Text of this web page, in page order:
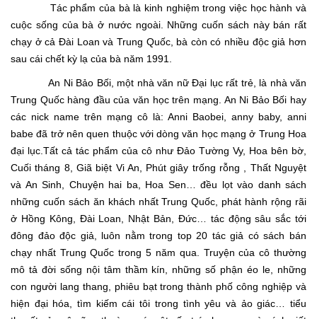
Tác phẩm của bà là kinh nghiệm trong việc học hành và
cuộc sống của bà ở nước ngoài. Những cuốn sách này bán rất
chạy ở cả Đài Loan và Trung Quốc, bà còn có nhiều độc giả hơn
sau cái chết kỳ lạ của bà năm 1991.
An Ni Bảo Bối, một nhà văn nữ Đại lục rất trẻ, là nhà văn
Trung Quốc hàng đầu của văn học trên mạng. An Ni Bảo Bối hay
các nick name trên mạng cô là: Anni Baobei, anny baby, anni
babe đã trở nên quen thuộc với dòng văn học mạng ở Trung Hoa
đại lục.Tất cả tác phẩm của cô như Đảo Tường Vy, Hoa bên bờ,
Cuối tháng 8, Giã biệt Vi An, Phút giây trống rỗng , Thất Nguyệt
và An Sinh, Chuyện hai ba, Hoa Sen… đều lọt vào danh sách
những cuốn sách ăn khách nhất Trung Quốc, phát hành rộng rãi
ở Hồng Kông, Đài Loan, Nhật Bản, Đức… tác động sâu sắc tới
đông đảo độc giả, luôn nằm trong top 20 tác giả có sách bán
chạy nhất Trung Quốc trong 5 năm qua. Truyện của cô thường
mô tả đời sống nội tâm thầm kín, những số phận éo le, những
con người lang thang, phiêu bạt trong thành phố công nghiệp và
hiện đại hóa, tìm kiếm cái tôi trong tình yêu và ảo giác… tiểu